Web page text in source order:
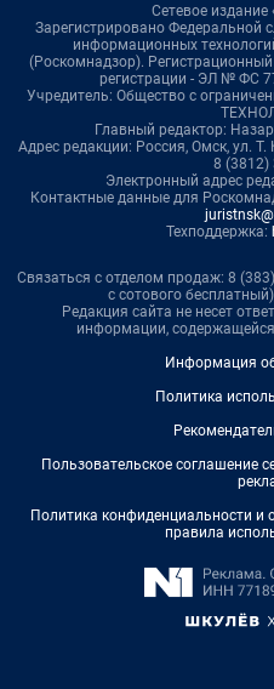
Сетевое издание
Зарегистрировано Федеральной
информационных
(Роскомнадзор).
регистрации - ЭЛ № ФС
Учредитель: Общество с
Главный редактор:
Адрес редакции: Россия, Омск, ул.
8 (3812)
Электронный адрес
Контактные данные для
Техподдержка:
Связаться с отделом продаж: 8
с сотового
Редакция сайта не несет
информации,
Информация
Политика
Пользовательское соглашение
Политика конфиденциальности и
правила